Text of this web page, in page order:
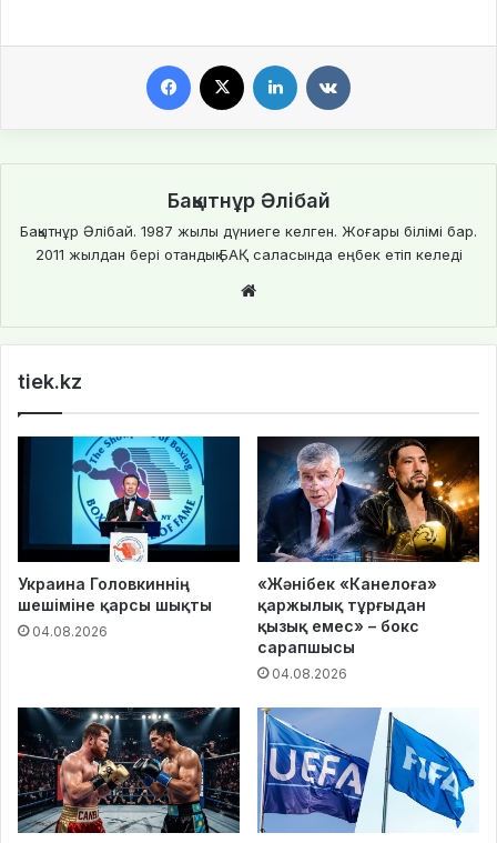
Facebook LinkedIn
Бақытнұр Әлібай
Бақытнұр Әлібай. 1987 жылы дүниеге келген. Жоғары білімі бар.
2011 жылдан бері отандық БАҚ саласында еңбек етіп келеді
tiek.kz
Украина Головкиннің
шешіміне қарсы шықты
04.08.2026
«Жәнібек «Канелоға»
қаржылық тұрғыдан
қызық емес» – бокс
сарапшысы
04.08.2026